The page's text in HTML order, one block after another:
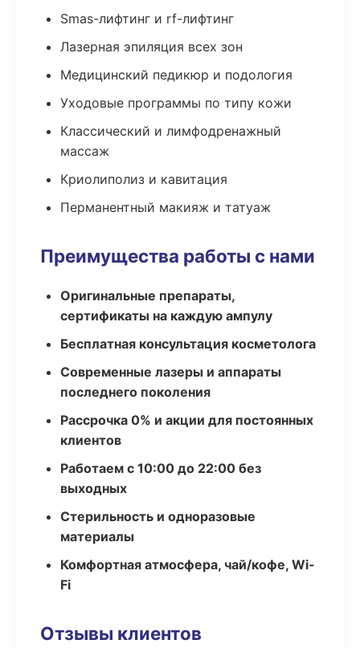
Smas-лифтинг и rf-лифтинг
Лазерная эпиляция всех зон
Медицинский педикюр и подология
Уходовые программы по типу кожи
Классический и лимфодренажный
массаж
Криолиполиз и кавитация
Перманентный макияж и татуаж
Преимущества работы с нами
Оригинальные препараты,
сертификаты на каждую ампулу
Бесплатная консультация косметолога
Современные лазеры и аппараты
последнего поколения
Рассрочка 0% и акции для постоянных
клиентов
Работаем с 10:00 до 22:00 без
выходных
Стерильность и одноразовые
материалы
Комфортная атмосфера, чай/кофе, Wi-
Fi
Отзывы клиентов